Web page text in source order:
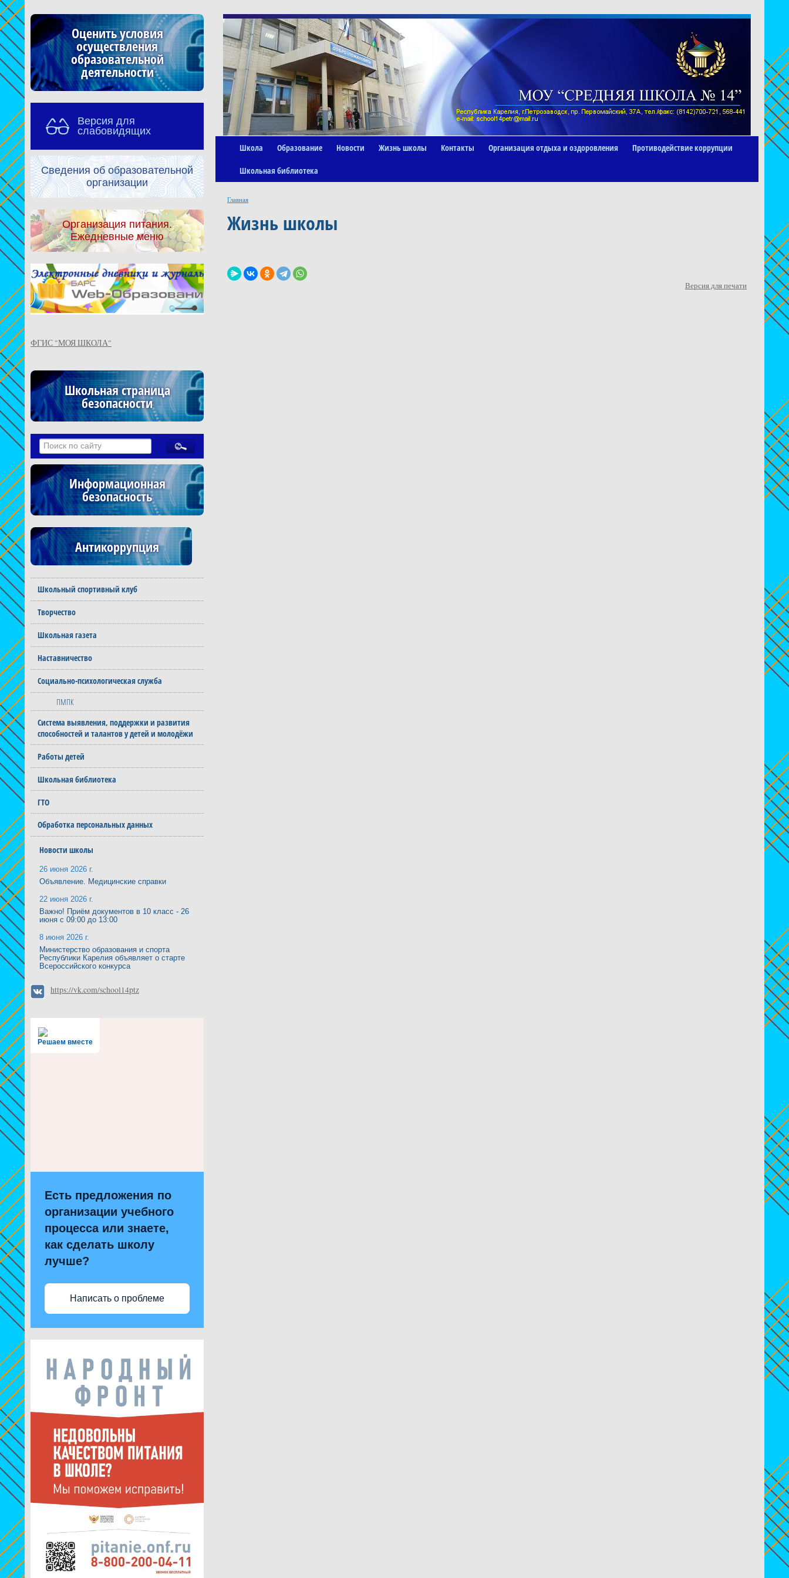
Оценить условия
осуществления
образовательной
деятельности
Версия для
слабовидящих
Сведения об образовательной
организации
Организация питания.
Ежедневные меню
ФГИС "МОЯ ШКОЛА"
Школьная страница
безопасности
Информационная
безопасность
Антикоррупция
Школьный спортивный клуб
Творчество
Школьная газета
Наставничество
Социально-психологическая служба
ПМПК
Система выявления, поддержки и развития
способностей и талантов у детей и молодёжи
Работы детей
Школьная библиотека
ГТО
Обработка персональных данных
Новости школы
26 июня 2026 г.
Объявление. Медицинские справки
22 июня 2026 г.
Важно! Приём документов в 10 класс - 26
июня с 09:00 до 13:00
8 июня 2026 г.
Министерство образования и спорта
Республики Карелия объявляет о старте
Всероссийского конкурса
https://vk.com/school14ptz
Решаем вместе
Есть предложения по
организации учебного
процесса или знаете,
как сделать школу
лучше?
Написать о проблеме
Школа Образование Новости Жизнь школы Контакты Организация отдыха и оздоровления Противодействие коррупции
Школьная библиотека
Главная
Жизнь школы
Версия для печати